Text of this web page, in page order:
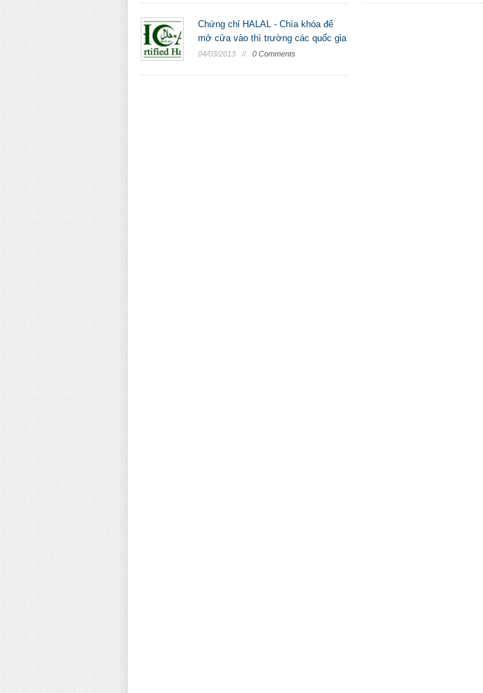
Chứng chỉ HALAL - Chìa khóa để
mở cửa vào thì trường các quốc gia
...
04/03/2013 // 0 Comments